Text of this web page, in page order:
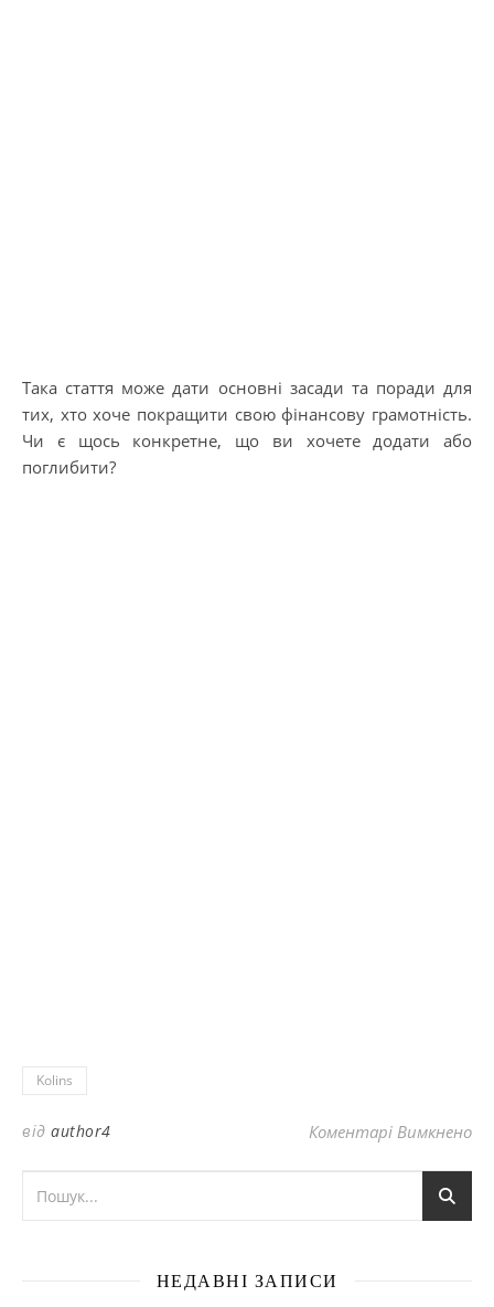
Така стаття може дати основні засади та поради для
тих, хто хоче покращити свою фінансову грамотність.
Чи є щось конкретне, що ви хочете додати або
поглибити?
Kolins
від author4 Коментарі Вимкненодо
НЕДАВНІ ЗАПИСИ